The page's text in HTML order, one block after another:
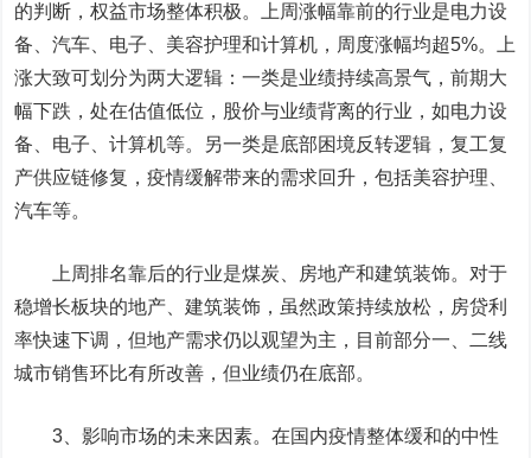
的判断，权益市场整体积极。上周涨幅靠前的行业是电力设
备、汽车、电子、美容护理和计算机，周度涨幅均超5%。上
涨大致可划分为两大逻辑：一类是业绩持续高景气，前期大
幅下跌，处在估值低位，股价与业绩背离的行业，如电力设
备、电子、计算机等。另一类是底部困境反转逻辑，复工复
产供应链修复，疫情缓解带来的需求回升，包括美容护理、
汽车等。
上周排名靠后的行业是煤炭、房地产和建筑装饰。对于
稳增长板块的地产、建筑装饰，虽然政策持续放松，房贷利
率快速下调，但地产需求仍以观望为主，目前部分一、二线
城市销售环比有所改善，但业绩仍在底部。
3、影响市场的未来因素。在国内疫情整体缓和的中性